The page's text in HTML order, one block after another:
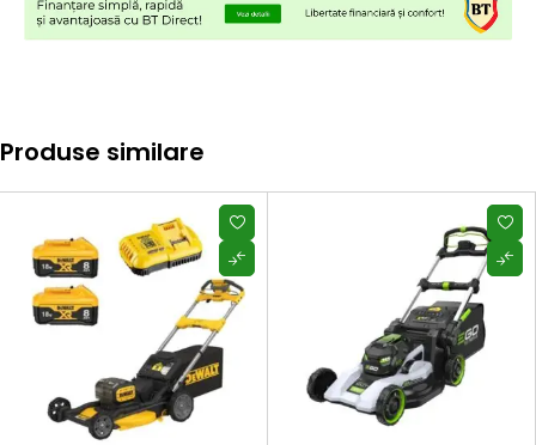
Produse similare